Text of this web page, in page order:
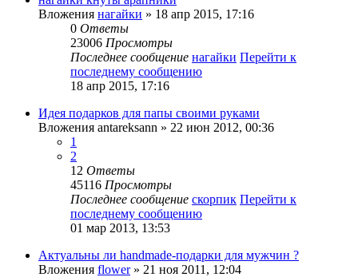
Вложения нагайки » 18 апр 2015, 17:16
0 Ответы
23006 Просмотры
Последнее сообщение нагайки Перейти к
последнему сообщению
18 апр 2015, 17:16
Идея подарков для папы своими руками
Вложения antareksann » 22 июн 2012, 00:36
1
2
12 Ответы
45116 Просмотры
Последнее сообщение скорпик Перейти к
последнему сообщению
01 мар 2013, 13:53
Актуальны ли handmade-подарки для мужчин ?
Вложения flower» 21 ноя 2011, 12:04